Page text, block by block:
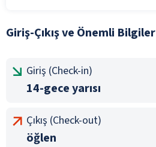
Giriş-Çıkış ve Önemli Bilgiler
Giriş (Check-in)
14-gece yarısı
Çıkış (Check-out)
öğlen